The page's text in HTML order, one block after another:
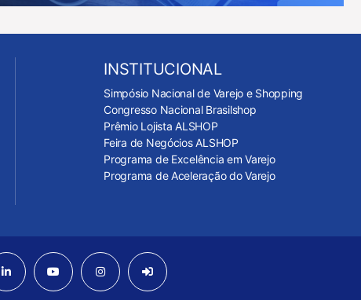
INSTITUCIONAL
Simpósio Nacional de Varejo e Shopping
Congresso Nacional Brasilshop
Prêmio Lojista ALSHOP
Feira de Negócios ALSHOP
Programa de Excelência em Varejo
Programa de Aceleração do Varejo